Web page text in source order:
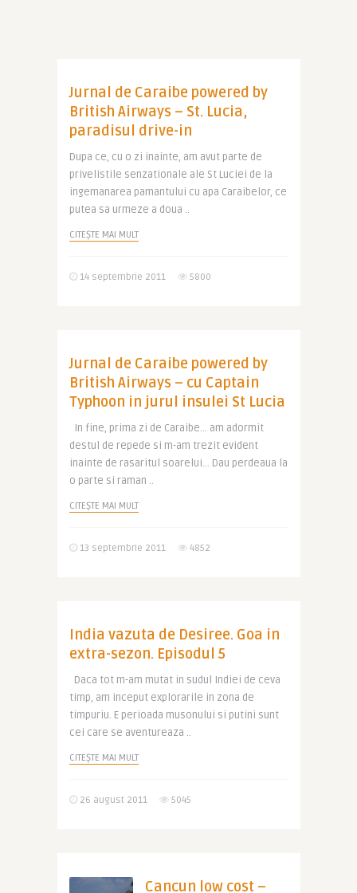
Jurnal de Caraibe powered by
British Airways – St. Lucia,
paradisul drive-in
Dupa ce, cu o zi inainte, am avut parte de
privelistile senzationale ale St Luciei de la
ingemanarea pamantului cu apa Caraibelor, ce
putea sa urmeze a doua ..
CITEȘTE MAI MULT
14 septembrie 2011 5800
Jurnal de Caraibe powered by
British Airways – cu Captain
Typhoon in jurul insulei St Lucia
In fine, prima zi de Caraibe… am adormit
destul de repede si m-am trezit evident
inainte de rasaritul soarelui… Dau perdeaua la
o parte si raman ..
CITEȘTE MAI MULT
13 septembrie 2011 4852
India vazuta de Desiree. Goa in
extra-sezon. Episodul 5
Daca tot m-am mutat in sudul Indiei de ceva
timp, am inceput explorarile in zona de
timpuriu. E perioada musonului si putini sunt
cei care se aventureaza ..
CITEȘTE MAI MULT
26 august 2011 5045
Cancun low cost –